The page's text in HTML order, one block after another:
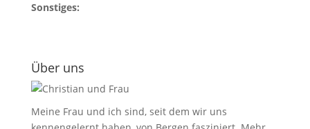
Sonstiges:
Über uns
Meine Frau und ich sind, seit dem wir uns